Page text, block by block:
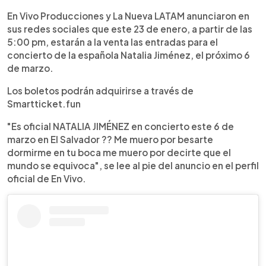
En Vivo Producciones y La Nueva LATAM anunciaron en
sus redes sociales que este 23 de enero, a partir de las
5:00 pm, estarán a la venta las entradas para el
concierto de la española Natalia Jiménez, el próximo 6
de marzo.
Los boletos podrán adquirirse a través de
Smartticket.fun
"Es oficial NATALIA JIMÉNEZ en concierto este 6 de
marzo en El Salvador ?? Me muero por besarte
dormirme en tu boca me muero por decirte que el
mundo se equivoca", se lee al pie del anuncio en el perfil
oficial de En Vivo.